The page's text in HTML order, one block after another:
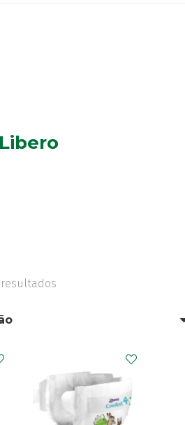
Libero
resultados